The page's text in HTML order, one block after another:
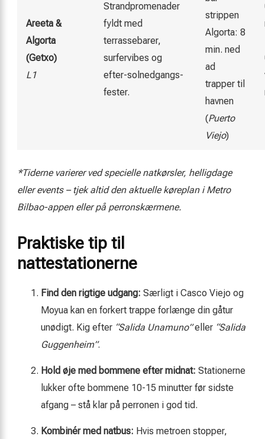
Areeta &
Algorta
(Getxo)
L1
Strandpromenader
fyldt med
terrassebarer,
surfervibes og
efter-solnedgangs-
fester.
strippen
Algorta: 8
min. ned
ad
trapper til
havnen
(Puerto
Viejo)
*Tiderne varierer ved specielle natkørsler, helligdage
eller events – tjek altid den aktuelle køreplan i Metro
Bilbao-appen eller på perronskærmene.
Praktiske tip til
nattestationerne
Find den rigtige udgang: Særligt i Casco Viejo og
Moyua kan en forkert trappe forlænge din gåtur
unødigt. Kig efter “Salida Unamuno”eller “Salida
Guggenheim”.
Hold øje med bommene efter midnat: Stationerne
lukker ofte bommene 10-15 minutter før sidste
afgang – stå klar på perronen i god tid.
Kombinér med natbus: Hvis metroen stopper,